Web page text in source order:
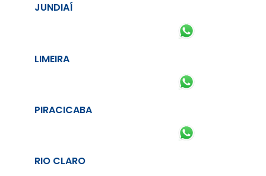
JUNDIAÍ
LIMEIRA
PIRACICABA
RIO CLARO